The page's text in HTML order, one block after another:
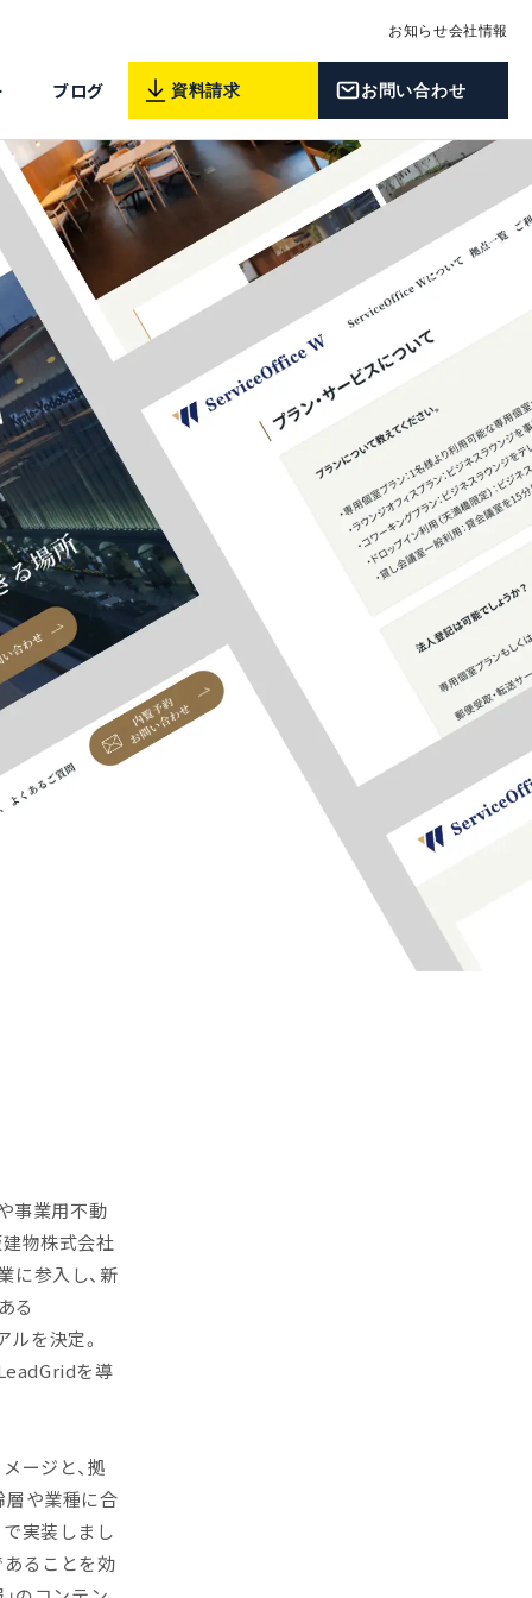
お知らせ会社情報
ブログ 資料請求 お問い合わせ
事業用不動
物株式会社
に参入し、新
る
を決定。
を導
ージと、拠
層や業種に合
実装しまし
ることを効